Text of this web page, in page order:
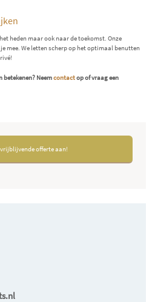
heden maar ook naar de toekomst. Onze
mee. We letten scherp op het optimaal benutten
Neemcontactop of vraag een
offerte aan!